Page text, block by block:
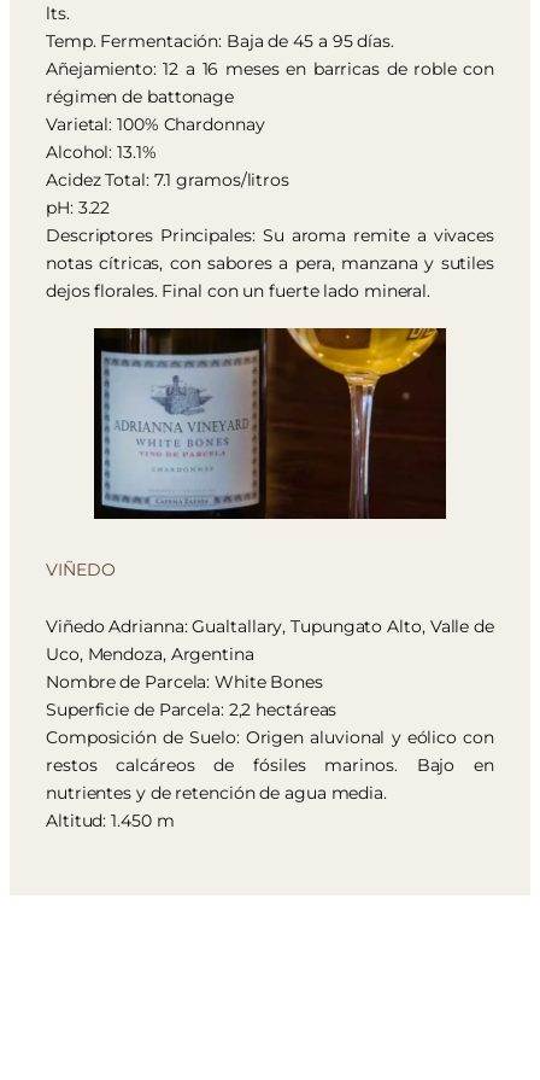
lts.
Temp. Fermentación: Baja de 45 a 95 días.
Añejamiento: 12 a 16 meses en barricas de roble con
régimen de battonage
Varietal: 100% Chardonnay
Alcohol: 13.1%
Acidez Total: 7.1 gramos/litros
pH: 3.22
Descriptores Principales: Su aroma remite a vivaces
notas cítricas, con sabores a pera, manzana y sutiles
dejos florales. Final con un fuerte lado mineral.
VIÑEDO
Viñedo Adrianna: Gualtallary, Tupungato Alto, Valle de
Uco, Mendoza, Argentina
Nombre de Parcela: White Bones
Superficie de Parcela: 2,2 hectáreas
Composición de Suelo: Origen aluvional y eólico con
restos calcáreos de fósiles marinos. Bajo en
nutrientes y de retención de agua media.
Altitud: 1.450 m